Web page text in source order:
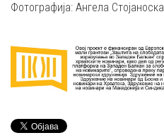
Фотографија: Ангела Стојаноска